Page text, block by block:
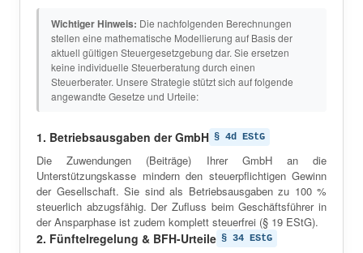
Wichtiger Hinweis: Die nachfolgenden Berechnungen
stellen eine mathematische Modellierung auf Basis der
aktuell gültigen Steuergesetzgebung dar. Sie ersetzen
keine individuelle Steuerberatung durch einen
Steuerberater. Unsere Strategie stützt sich auf folgende
angewandte Gesetze und Urteile:
1. Betriebsausgaben der GmbH § 4d EStG
Die Zuwendungen (Beiträge) Ihrer GmbH an die
Unterstützungskasse mindern den steuerpflichtigen Gewinn
der Gesellschaft. Sie sind als Betriebsausgaben zu 100 %
steuerlich abzugsfähig. Der Zufluss beim Geschäftsführer in
der Ansparphase ist zudem komplett steuerfrei (§ 19 EStG).
2. Fünftelregelung & BFH-Urteile § 34 EStG